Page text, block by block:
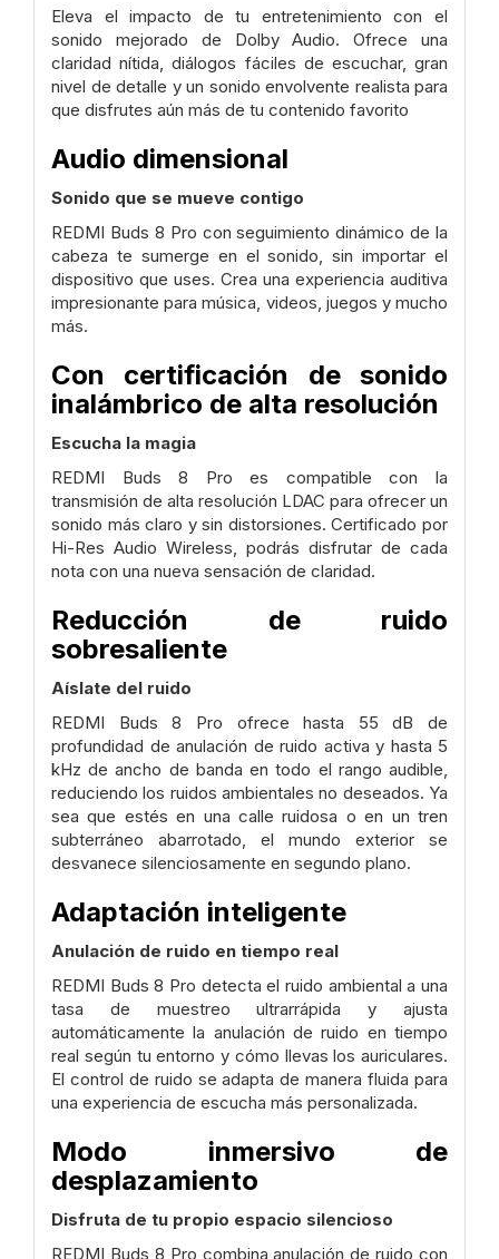
Eleva el impacto de tu entretenimiento con el
sonido mejorado de Dolby Audio. Ofrece una
claridad nítida, diálogos fáciles de escuchar, gran
nivel de detalle y un sonido envolvente realista para
que disfrutes aún más de tu contenido favorito
Audio dimensional
Sonido que se mueve contigo
REDMI Buds 8 Pro con seguimiento dinámico de la
cabeza te sumerge en el sonido, sin importar el
dispositivo que uses. Crea una experiencia auditiva
impresionante para música, videos, juegos y mucho
más.
Con certificación de sonido
inalámbrico de alta resolución
Escucha la magia
REDMI Buds 8 Pro es compatible con la
transmisión de alta resolución LDAC para ofrecer un
sonido más claro y sin distorsiones. Certificado por
Hi-Res Audio Wireless, podrás disfrutar de cada
nota con una nueva sensación de claridad.
Reducción de ruido
sobresaliente
Aíslate del ruido
REDMI Buds 8 Pro ofrece hasta 55 dB de
profundidad de anulación de ruido activa y hasta 5
kHz de ancho de banda en todo el rango audible,
reduciendo los ruidos ambientales no deseados. Ya
sea que estés en una calle ruidosa o en un tren
subterráneo abarrotado, el mundo exterior se
desvanece silenciosamente en segundo plano.
Adaptación inteligente
Anulación de ruido en tiempo real
REDMI Buds 8 Pro detecta el ruido ambiental a una
tasa de muestreo ultrarrápida y ajusta
automáticamente la anulación de ruido en tiempo
real según tu entorno y cómo llevas los auriculares.
El control de ruido se adapta de manera fluida para
una experiencia de escucha más personalizada.
Modo inmersivo de
desplazamiento
Disfruta de tu propio espacio silencioso
REDMI Buds 8 Pro combina anulación de ruido con